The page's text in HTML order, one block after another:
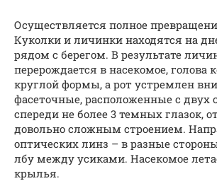
Осуществляется полное
Куколки и личинки находятся на
рядом с берегом. В результате
перерождается в насекомое, голова
круглой формы, а рот устремлен
фасеточные, расположенные с двух
спереди не более 3 темных глазок,
довольно сложным строением.
оптических линз – в разные
лбу между усиками. Насекомое
крылья.